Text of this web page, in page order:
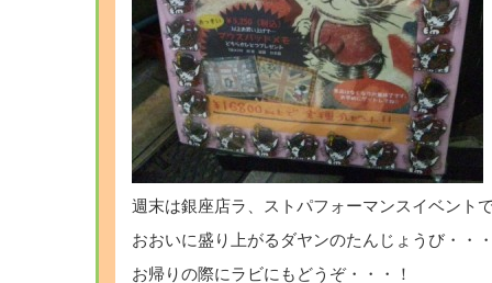
週末は銀座店ラ、ストパフォーマンスイベント
おおいに盛り上がるダヤンのたんじょうび・・
お帰りの際にラビにもどうぞ・・・！